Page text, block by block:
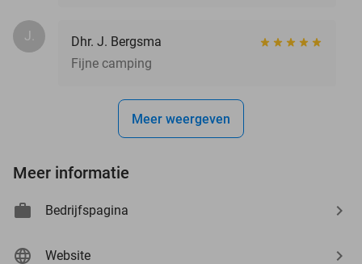
J.
Dhr. J. Bergsma
Fijne camping
Meer weergeven
Meer informatie
Bedrijfspagina
Website